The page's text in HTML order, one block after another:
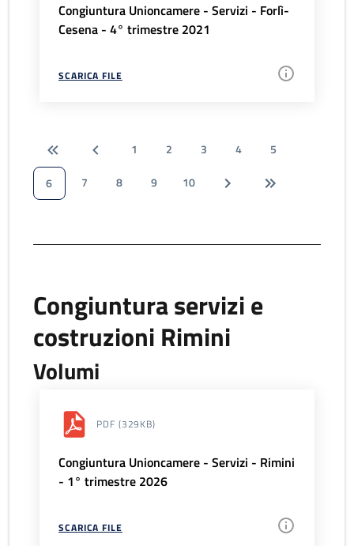
Congiuntura Unioncamere - Servizi - Forlì-
Cesena - 4° trimestre 2021
SCARICA FILE
1 2 3 4
5
6
7 8 9 10
Congiuntura servizi e
costruzioni Rimini
Volumi
PDF (329KB)
Congiuntura Unioncamere - Servizi - Rimini
- 1° trimestre 2026
SCARICA FILE